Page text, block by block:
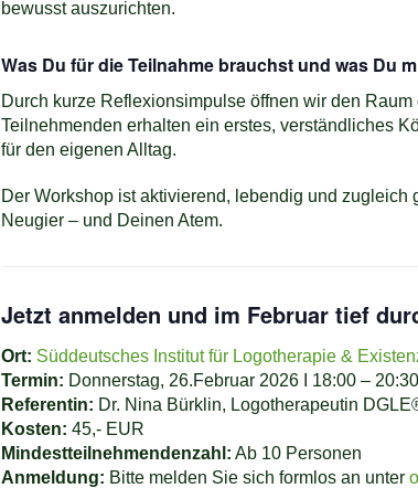
bewusst auszurichten.
Was Du für die Teilnahme brauchst und was Du
Durch kurze Reflexionsimpulse öffnen wir den
Teilnehmenden erhalten ein erstes, verständliches
für den eigenen Alltag.
Der Workshop ist aktivierend, lebendig und
Neugier – und Deinen Atem.
Jetzt anmelden und im Februar tief
Ort: Süddeutsches Institut für Logotherapie &
Termin: Donnerstag, 26.Februar 2026 I 18:00 –
Referentin: Dr. Nina Bürklin, Logotherapeutin
Kosten: 45,- EUR
Mindestteilnehmendenzahl: Ab 10 Personen
Anmeldung: Bitte melden Sie sich formlos an unter